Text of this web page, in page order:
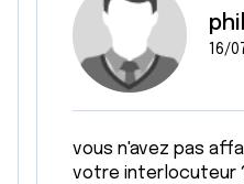
16/
vous n'avez pas
votre interlocuteur